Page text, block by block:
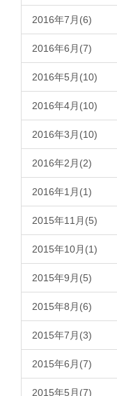
2016年7月(6)
2016年6月(7)
2016年5月(10)
2016年4月(10)
2016年3月(10)
2016年2月(2)
2016年1月(1)
2015年11月(5)
2015年10月(1)
2015年9月(5)
2015年8月(6)
2015年7月(3)
2015年6月(7)
2015年5月(7)